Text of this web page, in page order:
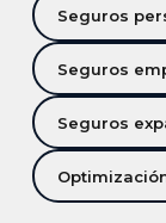
Seguros
Seguros
Seguros